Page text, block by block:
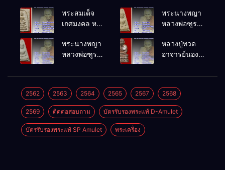
พระสมเด็จ
เกศมงคล หล
โพธิ์นิมิตร
พ.ศ.2512
พระนางพญา
หลวงพ่อฑูรย์
พ.ศ.2512
พระนางพญา
หลวงพ่อฑูรย์
พ.ศ.2512
หลวงปู่ทวด
อาจารย์นอง
พ.ศ.2541
2562 2563 2564 2565 2567 2568
2569 ติดต่อสอบถาม บัตรรับรองพระแท้ D-Amulet
บัตรรับรองพระแท้ SP Amulet พระเครื่อง